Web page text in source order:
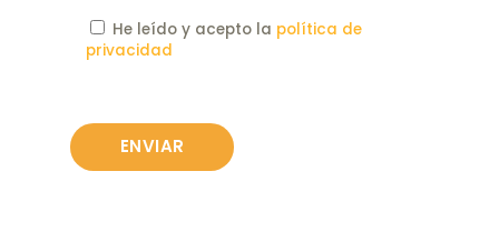
He leído y acepto la política de
privacidad